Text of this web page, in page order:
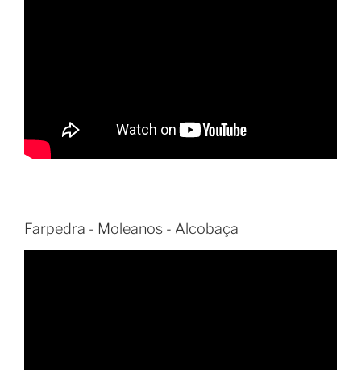
Farpedra - Moleanos - Alcobaça